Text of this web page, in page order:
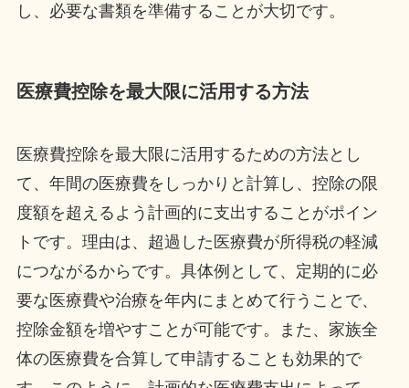
し、必要な書類を準備することが大切です。
医療費控除を最大限に活用する方法
医療費控除を最大限に活用するための方法とし
て、年間の医療費をしっかりと計算し、控除の限
度額を超えるよう計画的に支出することがポイン
トです。理由は、超過した医療費が所得税の軽減
につながるからです。具体例として、定期的に必
要な医療費や治療を年内にまとめて行うことで、
控除金額を増やすことが可能です。また、家族全
体の医療費を合算して申請することも効果的で